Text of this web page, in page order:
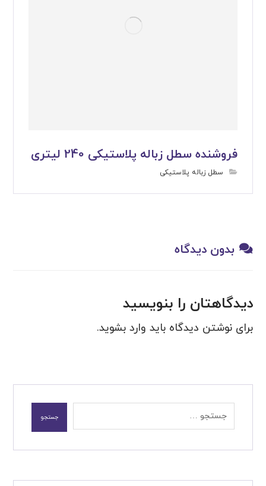
فروشنده سطل زباله پلاستیکی 240 لیتری
سطل زباله پلاستیکی
بدون دیدگاه
دیدگاهتان را بنویسید
برای نوشتن دیدگاه باید وارد بشوید.